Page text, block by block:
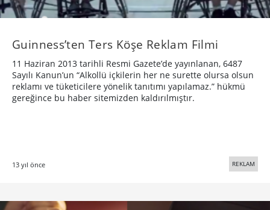
Guinness’ten Ters Köşe Reklam Filmi
11 Haziran 2013 tarihli Resmi Gazete’de yayınlanan, 6487
Sayılı Kanun’un “Alkollü içkilerin her ne surette olursa olsun
reklamı ve tüketicilere yönelik tanıtımı yapılamaz.” hükmü
gereğince bu haber sitemizden kaldırılmıştır.
13 yıl önce REKLAM